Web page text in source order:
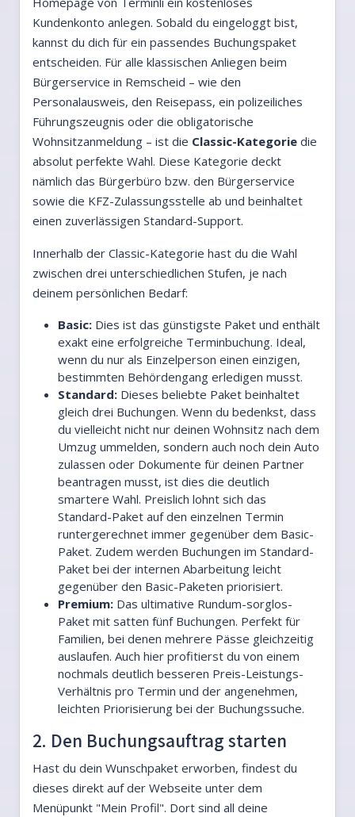
Kundenkonto anlegen. Sobald du eingeloggt bist,
kannst du dich für ein passendes Buchungspaket
entscheiden. Für alle klassischen Anliegen beim
Bürgerservice in Remscheid – wie den
Personalausweis, den Reisepass, ein polizeiliches
Führungszeugnis oder die obligatorische
Wohnsitzanmeldung – ist die Classic-Kategorie die
absolut perfekte Wahl. Diese Kategorie deckt
nämlich das Bürgerbüro bzw. den Bürgerservice
sowie die KFZ-Zulassungsstelle ab und beinhaltet
einen zuverlässigen Standard-Support.
Innerhalb der Classic-Kategorie hast du die Wahl
zwischen drei unterschiedlichen Stufen, je nach
deinem persönlichen Bedarf:
Basic: Dies ist das günstigste Paket und enthält
exakt eine erfolgreiche Terminbuchung. Ideal,
wenn du nur als Einzelperson einen einzigen,
bestimmten Behördengang erledigen musst.
Standard: Dieses beliebte Paket beinhaltet
gleich drei Buchungen. Wenn du bedenkst, dass
du vielleicht nicht nur deinen Wohnsitz nach dem
Umzug ummelden, sondern auch noch dein Auto
zulassen oder Dokumente für deinen Partner
beantragen musst, ist dies die deutlich
smartere Wahl. Preislich lohnt sich das
Standard-Paket auf den einzelnen Termin
runtergerechnet immer gegenüber dem Basic-
Paket. Zudem werden Buchungen im Standard-
Paket bei der internen Abarbeitung leicht
gegenüber den Basic-Paketen priorisiert.
Premium: Das ultimative Rundum-sorglos-
Paket mit satten fünf Buchungen. Perfekt für
Familien, bei denen mehrere Pässe gleichzeitig
auslaufen. Auch hier profitierst du von einem
nochmals deutlich besseren Preis-Leistungs-
Verhältnis pro Termin und der angenehmen,
leichten Priorisierung bei der Buchungssuche.
2. Den Buchungsauftrag starten
Hast du dein Wunschpaket erworben, findest du
dieses direkt auf der Webseite unter dem
Menüpunkt "Mein Profil". Dort sind all deine